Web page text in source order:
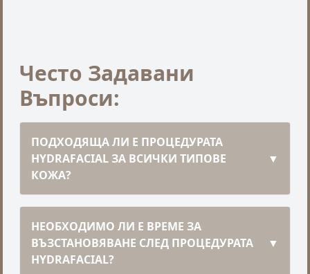
Често Задавани
Въпроси:
ПОДХОДЯЩА ЛИ Е ПРОЦЕДУРАТА
HYDRAFACIAL ЗА ВСИЧКИ ТИПОВЕ
КОЖА?
▼
НЕОБХОДИМО ЛИ Е ВРЕМЕ ЗА
ВЪЗСТАНОВЯВАНЕ СЛЕД ПРОЦЕДУРАТА
HYDRAFACIAL?
▼